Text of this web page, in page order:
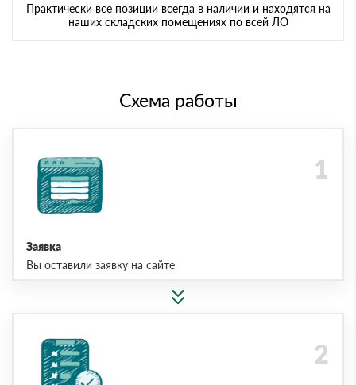
Практически все позиции всегда в наличии и находятся на
наших складских помещениях по всей ЛО
Схема работы
Заявка
Вы оставили заявку на сайте